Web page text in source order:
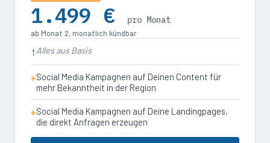
1.499 € pro Monat
ab Monat 2, monatlich kündbar
Alles aus Basis
Social Media Kampagnen auf Deinen Content für
mehr Bekanntheit in der Region
Social Media Kampagnen auf Deine Landingpages,
die direkt Anfragen erzeugen